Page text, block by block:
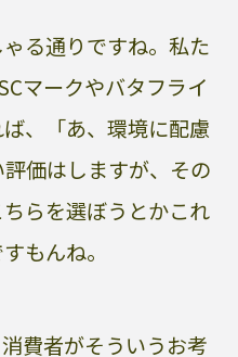
る通りですね。私た
マークやバタフライ
、「あ、環境に配慮
価はしますが、その
らを選ぼうとかこれ
もんね。
費者がそういうお考